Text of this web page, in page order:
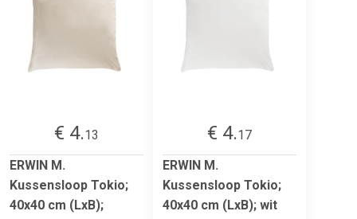
€ 4.13
ERWIN M.
Kussensloop Tokio;
40x40 cm (LxB);
€ 4.17
ERWIN M.
Kussensloop Tokio;
40x40 cm (LxB); wit